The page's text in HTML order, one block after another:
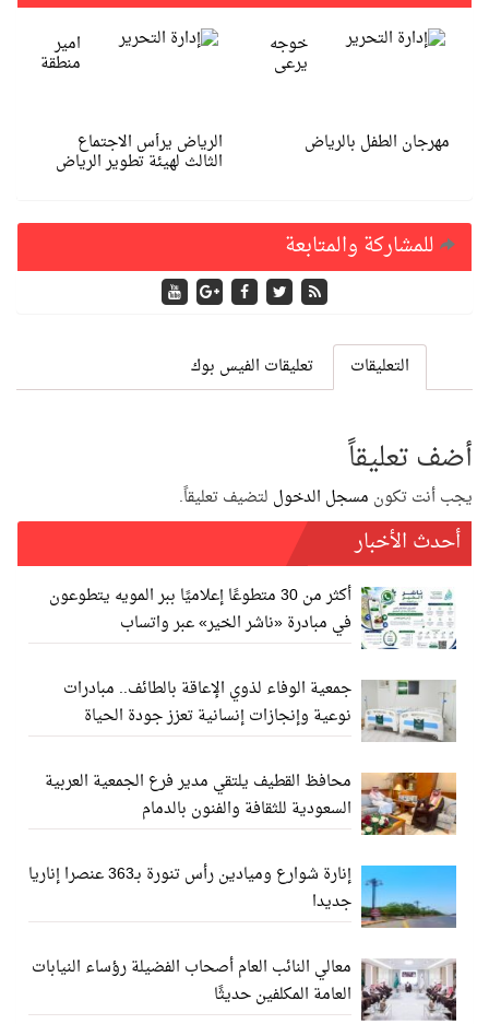
امير
منطقة
الرياض يرأس الاجتماع
الثالث لهيئة تطوير الرياض
خوجه
يرعى
مهرجان الطفل بالرياض
للمشاركة والمتابعة
التعليقات تعليقات الفيس بوك
أضف تعليقاً
يجب أنت تكون مسجل الدخول لتضيف تعليقاً.
أحدث الأخبار
أكثر من 30 متطوعًا إعلاميًا ببر المويه يتطوعون
في مبادرة «ناشر الخير» عبر واتساب
جمعية الوفاء لذوي الإعاقة بالطائف.. مبادرات
نوعية وإنجازات إنسانية تعزز جودة الحياة
محافظ القطيف يلتقي مدير فرع الجمعية العربية
السعودية للثقافة والفنون بالدمام
إنارة شوارع وميادين رأس تنورة بـ363 عنصرا إناريا
جديدا
معالي النائب العام أصحاب الفضيلة رؤساء النيابات
العامة المكلفين حديثًا